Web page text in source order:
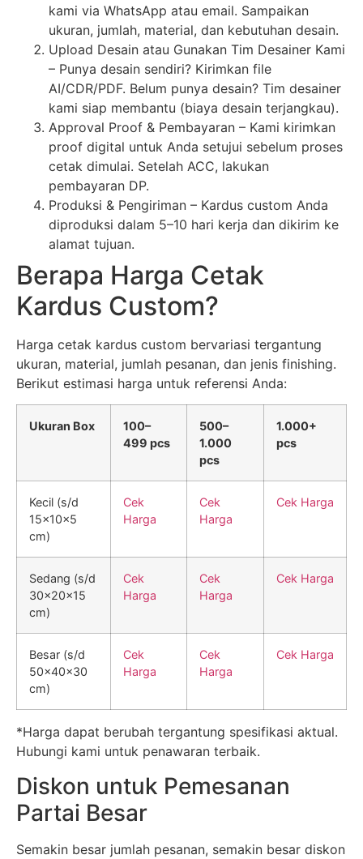
kami via WhatsApp atau email. Sampaikan
ukuran, jumlah, material, dan kebutuhan desain.
Upload Desain atau Gunakan Tim Desainer Kami
– Punya desain sendiri? Kirimkan file
AI/CDR/PDF. Belum punya desain? Tim desainer
kami siap membantu (biaya desain terjangkau).
Approval Proof & Pembayaran – Kami kirimkan
proof digital untuk Anda setujui sebelum proses
cetak dimulai. Setelah ACC, lakukan
pembayaran DP.
Produksi & Pengiriman – Kardus custom Anda
diproduksi dalam 5–10 hari kerja dan dikirim ke
alamat tujuan.
Berapa Harga Cetak
Kardus Custom?
Harga cetak kardus custom bervariasi tergantung
ukuran, material, jumlah pesanan, dan jenis finishing.
Berikut estimasi harga untuk referensi Anda:
Ukuran Box
100–
499 pcs
500–
1.000
pcs
1.000+
pcs
Kecil (s/d
15x10x5
cm)
Cek
Harga
Cek
Harga
Cek Harga
Sedang (s/d
30x20x15
cm)
Cek
Harga
Cek
Harga
Cek Harga
Besar (s/d
50x40x30
cm)
Cek
Harga
Cek
Harga
Cek Harga
*Harga dapat berubah tergantung spesifikasi aktual.
Hubungi kami untuk penawaran terbaik.
Diskon untuk Pemesanan
Partai Besar
Semakin besar jumlah pesanan, semakin besar diskon